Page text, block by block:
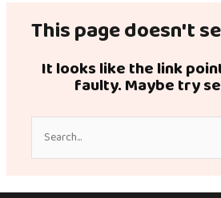
This page doesn't
It looks like the link
faulty. Maybe try
Search